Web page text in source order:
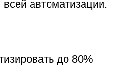
автоматизации.
до 80%